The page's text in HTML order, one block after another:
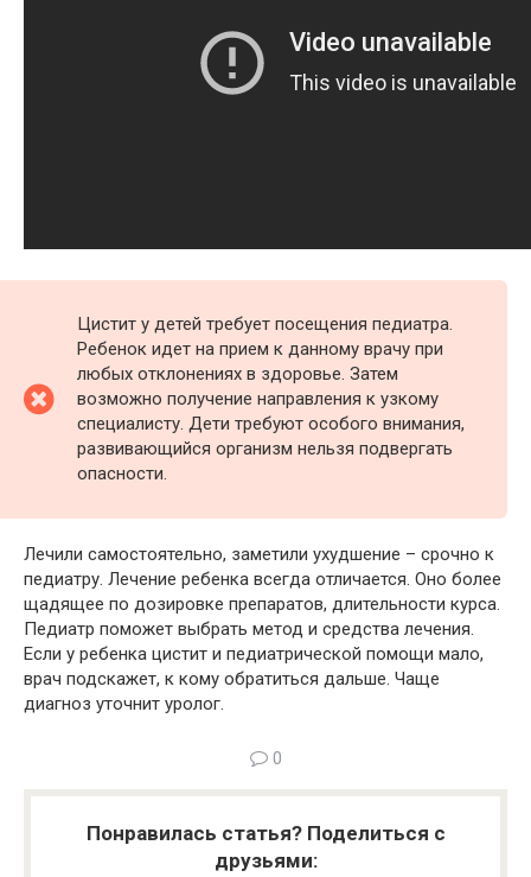
Цистит у детей требует посещения педиатра.
Ребенок идет на прием к данному врачу при
любых отклонениях в здоровье. Затем
возможно получение направления к узкому
специалисту. Дети требуют особого внимания,
развивающийся организм нельзя подвергать
опасности.
Лечили самостоятельно, заметили ухудшение – срочно к
педиатру. Лечение ребенка всегда отличается. Оно более
щадящее по дозировке препаратов, длительности курса.
Педиатр поможет выбрать метод и средства лечения.
Если у ребенка цистит и педиатрической помощи мало,
врач подскажет, к кому обратиться дальше. Чаще
диагноз уточнит уролог.
0
Понравилась статья? Поделиться с
друзьями: